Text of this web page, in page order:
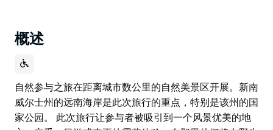
概述
自然参与之旅在距离城市数公里的自然美景区开展。新南
威尔士州的远南海岸是此次旅行的重点，特别是该州的国
家公园。 此次旅行让参与者被吸引到一个风景优美的地